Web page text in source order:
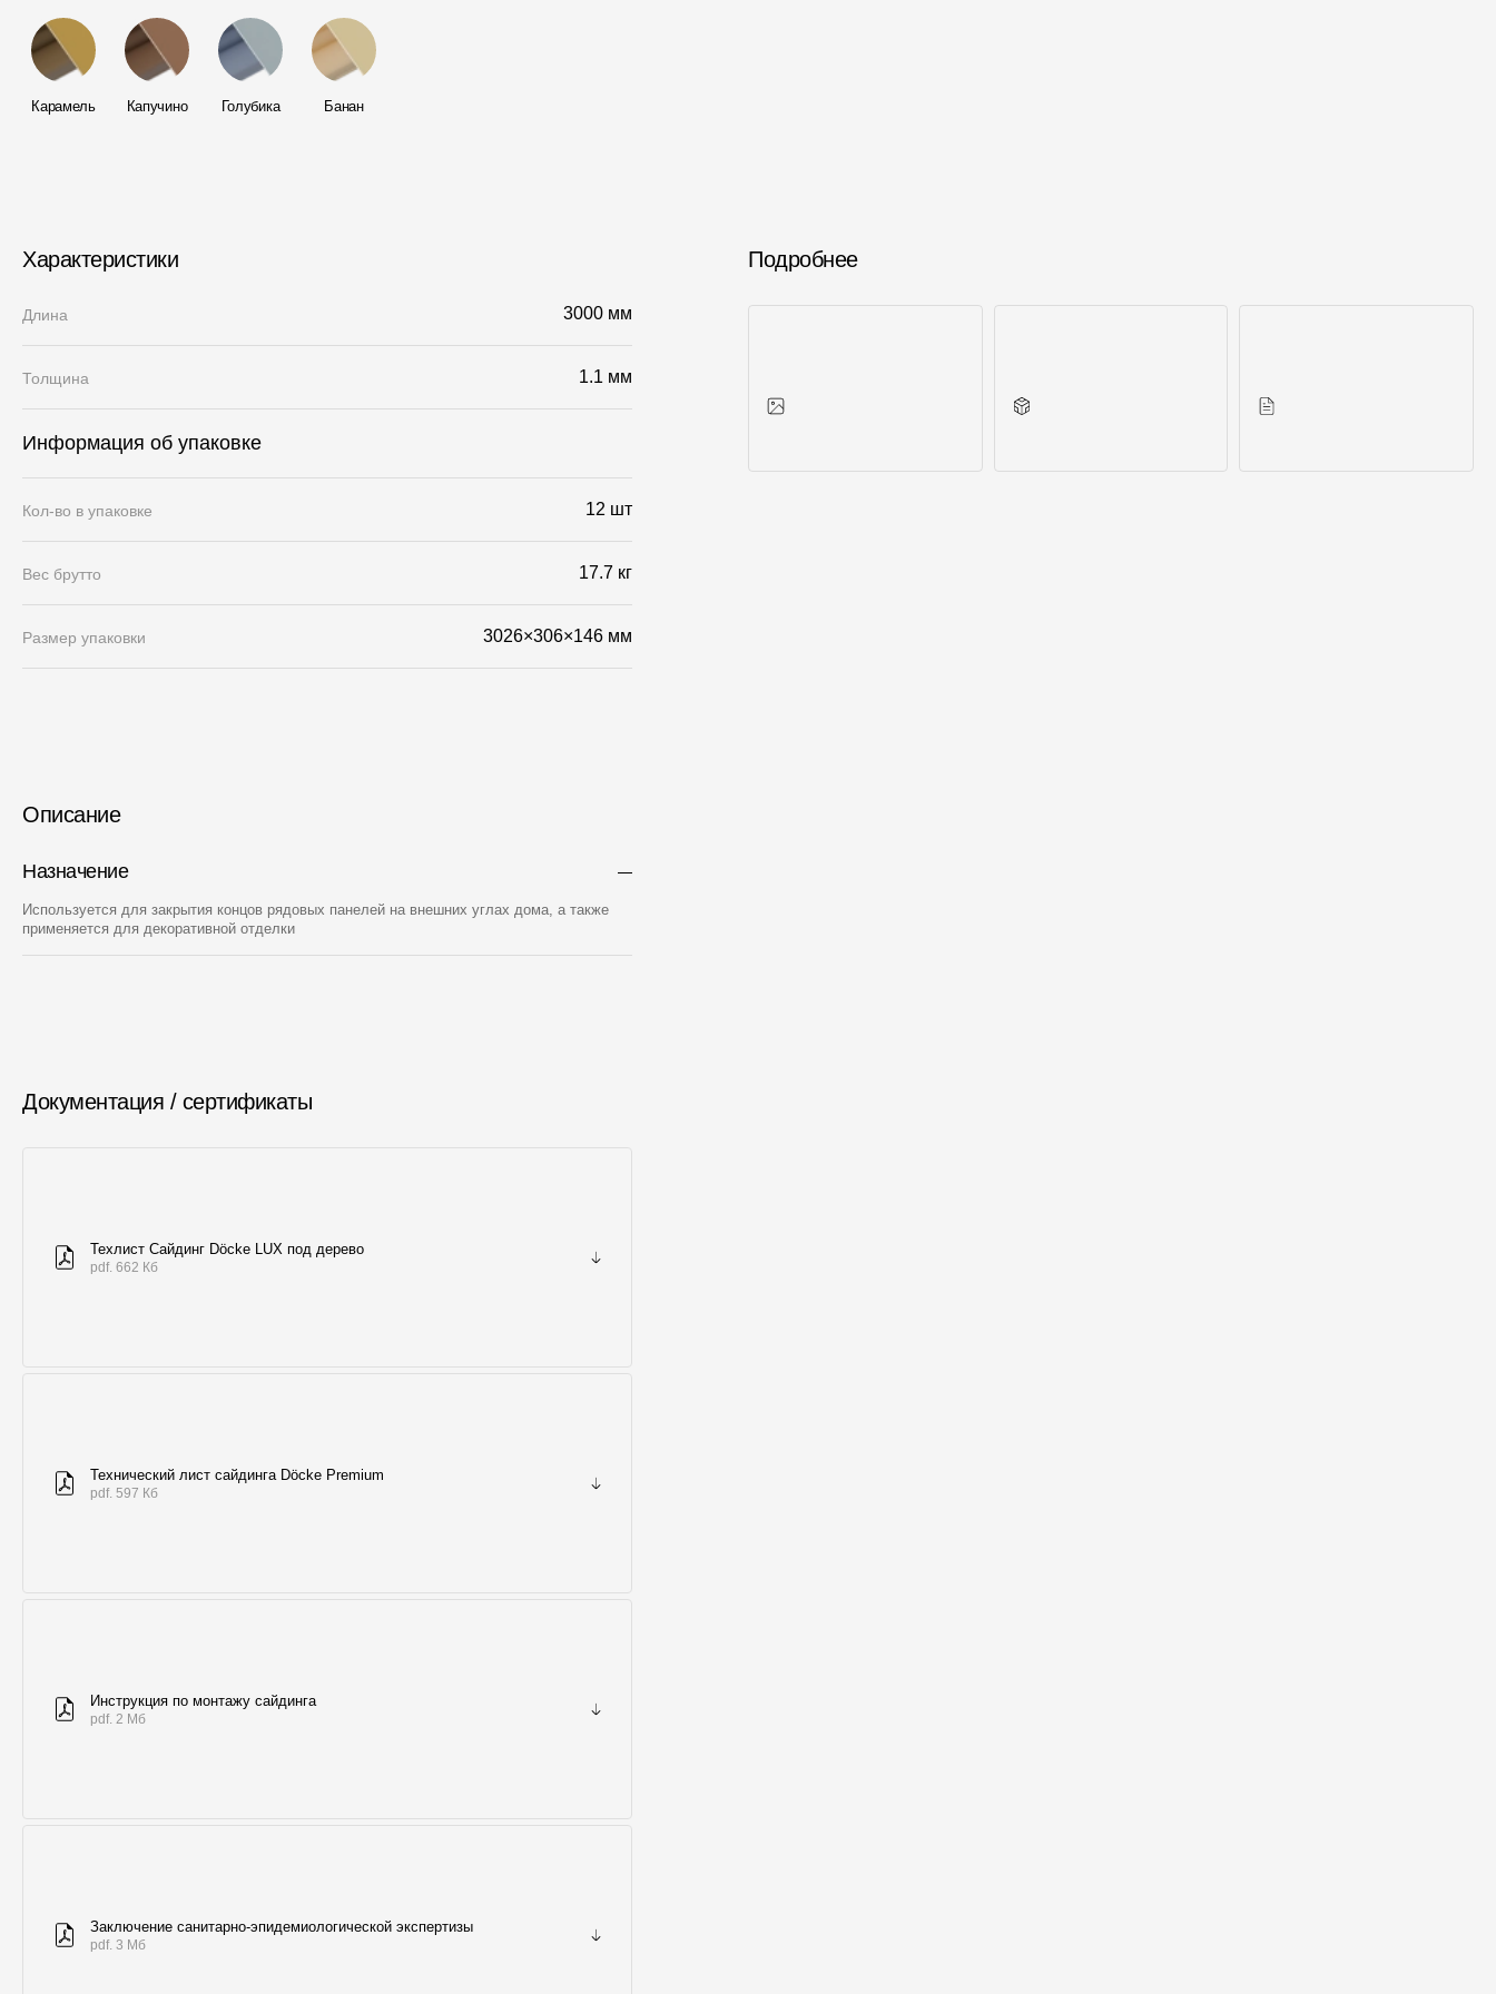
Карамель Капучино Голубика Банан
Характеристики
Длина 3000 мм
Толщина 1.1 мм
Информация об упаковке
Кол-во в упаковке 12 шт
Вес брутто 17.7 кг
Размер упаковки 3026×306×146 мм
Описание
Назначение
Используется для закрытия концов рядовых панелей на внешних углах дома, а также
применяется для декоративной отделки
Документация / сертификаты
Техлист Сайдинг Döcke LUX под дерево
pdf. 662 Кб
Технический лист сайдинга Döcke Premium
pdf. 597 Кб
Инструкция по монтажу сайдинга
pdf. 2 Мб
Заключение санитарно-эпидемиологической экспертизы
pdf. 3 Мб
Подробнее